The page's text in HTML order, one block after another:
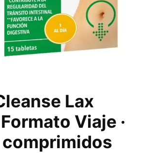
Lax
Viaje ·
comprimidos